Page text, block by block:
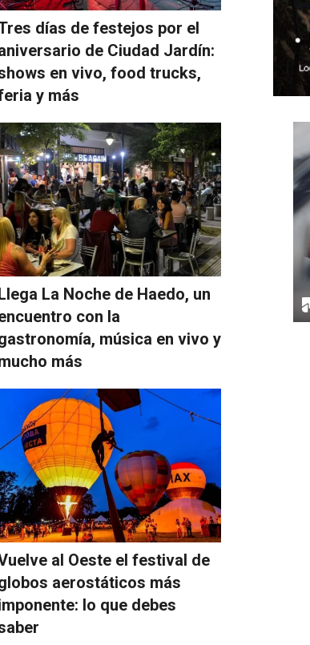
días de festejos por el
de Ciudad Jardín:
en vivo, food trucks,
y más
La Noche de Haedo, un
con la
música en vivo y
más
al Oeste el festival de
aerostáticos más
lo que debes